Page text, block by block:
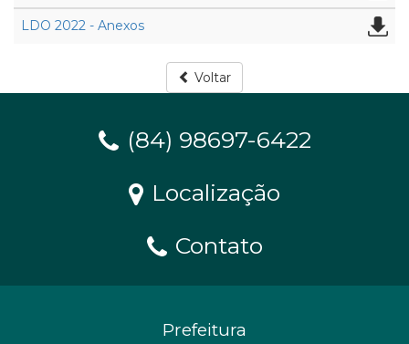
LDO 2022 - Anexos
Voltar
(84) 98697-6422
Localização
Contato
Prefeitura